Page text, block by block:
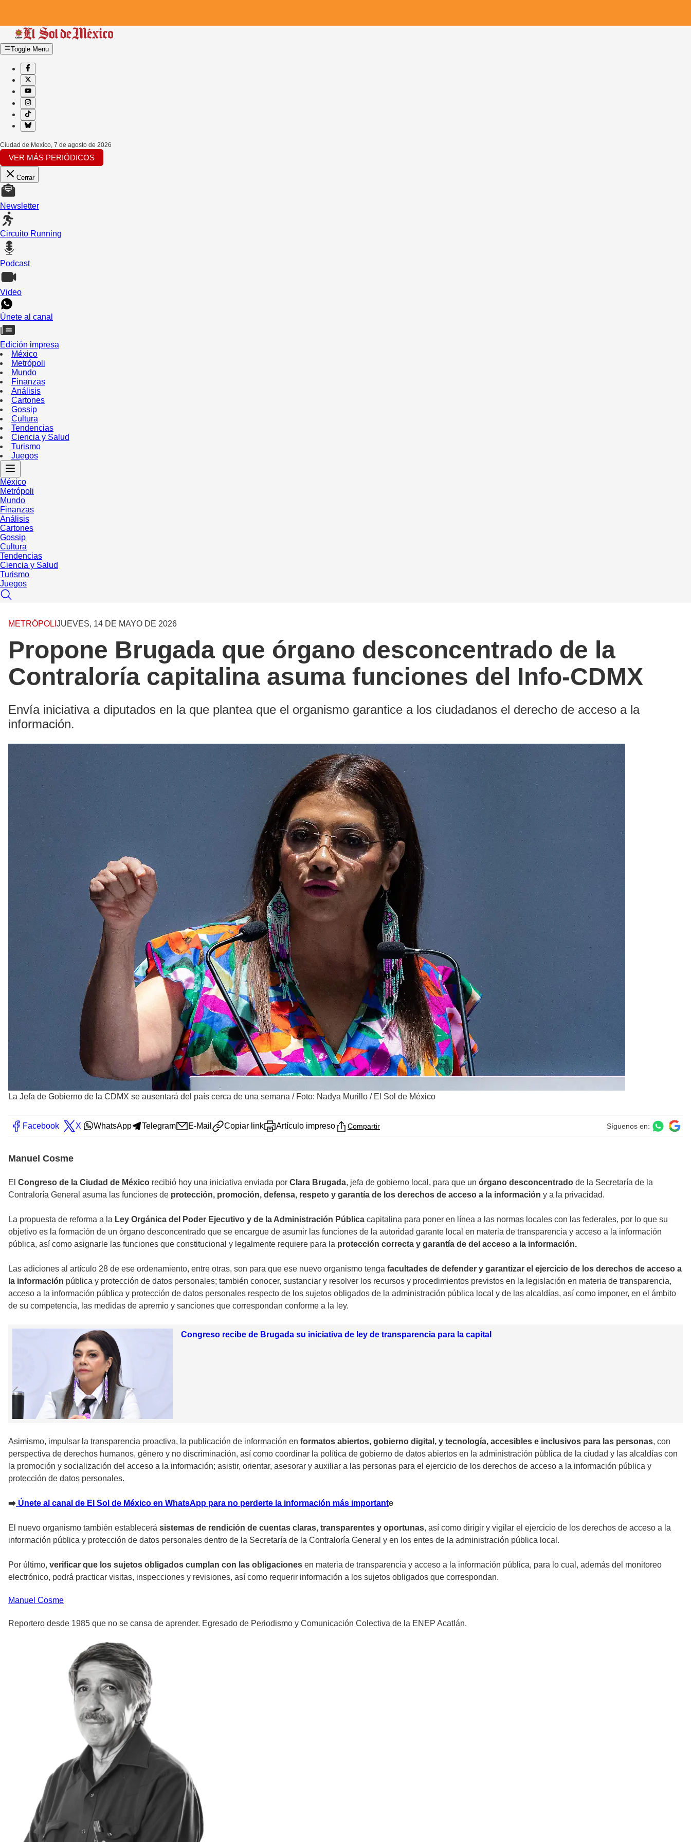
Toggle Menu
Ciudad de Mexico, 7 de agosto de 2026
VER MÁS PERIÓDICOS
Cerrar
Newsletter
Circuito Running
Podcast
Video
Únete al canal
Edición impresa
México
Metrópoli
Mundo
Finanzas
Análisis
Cartones
Gossip
Cultura
Tendencias
Ciencia y Salud
Turismo
Juegos
México
Metrópoli
Mundo
Finanzas
Análisis
Cartones
Gossip
Cultura
Tendencias
Ciencia y Salud
Turismo
Juegos
METRÓPOLI JUEVES, 14 DE MAYO DE 2026
Propone Brugada que órgano desconcentrado de la
Contraloría capitalina asuma funciones del Info-CDMX
Envía iniciativa a diputados en la que plantea que el organismo garantice a los ciudadanos el derecho de acceso a la
información.
La Jefa de Gobierno de la CDMX se ausentará del país cerca de una semana / Foto: Nadya Murillo / El Sol de México
Facebook X WhatsApp Telegram E-Mail Copiar link Artículo impreso Compartir Síguenos en:
Manuel Cosme
El Congreso de la Ciudad de México recibió hoy una iniciativa enviada por Clara Brugada, jefa de gobierno local, para que un órgano desconcentrado de la Secretaría de la
Contraloría General asuma las funciones de protección, promoción, defensa, respeto y garantía de los derechos de acceso a la información y a la privacidad.
La propuesta de reforma a la Ley Orgánica del Poder Ejecutivo y de la Administración Pública capitalina para poner en línea a las normas locales con las federales, por lo que su
objetivo es la formación de un órgano desconcentrado que se encargue de asumir las funciones de la autoridad garante local en materia de transparencia y acceso a la información
pública, así como asignarle las funciones que constitucional y legalmente requiere para la protección correcta y garantía de del acceso a la información.
Las adiciones al artículo 28 de ese ordenamiento, entre otras, son para que ese nuevo organismo tenga facultades de defender y garantizar el ejercicio de los derechos de acceso a
la información pública y protección de datos personales; también conocer, sustanciar y resolver los recursos y procedimientos previstos en la legislación en materia de transparencia,
acceso a la información pública y protección de datos personales respecto de los sujetos obligados de la administración pública local y de las alcaldías, así como imponer, en el ámbito
de su competencia, las medidas de apremio y sanciones que correspondan conforme a la ley.
Congreso recibe de Brugada su iniciativa de ley de transparencia para la capital
Asimismo, impulsar la transparencia proactiva, la publicación de información en formatos abiertos, gobierno digital, y tecnología, accesibles e inclusivos para las personas, con
perspectiva de derechos humanos, género y no discriminación, así como coordinar la política de gobierno de datos abiertos en la administración pública de la ciudad y las alcaldías con
la promoción y socialización del acceso a la información; asistir, orientar, asesorar y auxiliar a las personas para el ejercicio de los derechos de acceso a la información pública y
protección de datos personales.
➡️ Únete al canal de El Sol de México en WhatsApp para no perderte la información más importante
El nuevo organismo también establecerá sistemas de rendición de cuentas claras, transparentes y oportunas, así como dirigir y vigilar el ejercicio de los derechos de acceso a la
información pública y protección de datos personales dentro de la Secretaría de la Contraloría General y en los entes de la administración pública local.
Por último, verificar que los sujetos obligados cumplan con las obligaciones en materia de transparencia y acceso a la información pública, para lo cual, además del monitoreo
electrónico, podrá practicar visitas, inspecciones y revisiones, así como requerir información a los sujetos obligados que correspondan.
Manuel Cosme
Reportero desde 1985 que no se cansa de aprender. Egresado de Periodismo y Comunicación Colectiva de la ENEP Acatlán.